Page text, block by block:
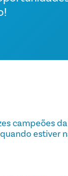
campeões
estiver